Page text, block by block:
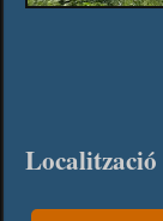
Localització